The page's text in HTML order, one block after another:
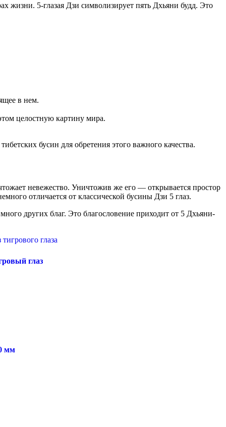
жизни. 5-глазая Дзи символизирует пять Дхьяни будд. Это
в нем.
целостную картину мира.
бусин для обретения этого важного качества.
невежество. Уничтожив же его — открывается простор
отличается от классической бусины Дзи 5 глаз.
других благ. Это благословение приходит от 5 Дхьяни-
глаз
мм